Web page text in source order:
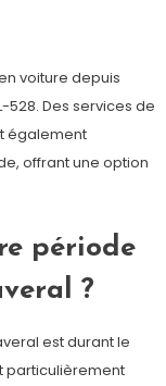
voiture depuis
528. Des services de
également
offrant une option
période
?
est durant le
particulièrement